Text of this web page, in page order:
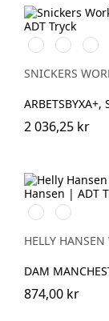
Stålgrå/Svart
Svart/
SNICKERS
ARBETSBYXA+,
2 036,25 kr
990
BLACK
590
NAVY
HELLY
DAM
874,00 kr